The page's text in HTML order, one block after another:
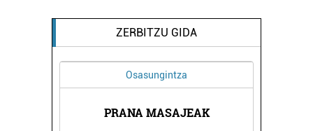
ZERBITZU GIDA
Osasungintza
PRANA MASAJEAK